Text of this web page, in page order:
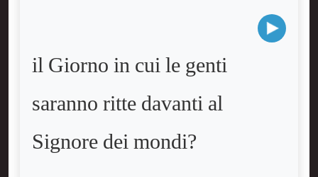
il Giorno in cui le genti
saranno ritte davanti al
Signore dei mondi?